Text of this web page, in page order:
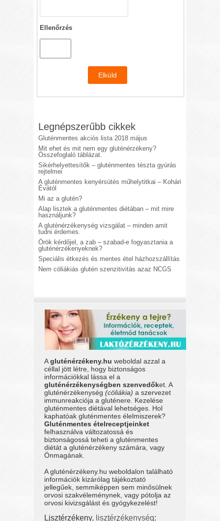
Ellenőrzés
Legnépszerűbb cikkek
Gluténmentes akciós lista 2018 május
Mit ehet és mit nem egy gluténérzékeny?
Összefoglaló táblázat.
Sikérhelyettesítők – gluténmentes tészta gyúrás
rejtelmei
A gluténmentes kenyérsütés műhelytitkai – Kohári
Évától
Mi az a glutén?
Alap lisztek a gluténmentes diétában – mit mire
használjunk?
A gluténérzékenység vizsgálat – minden amit
tudni érdemes.
Örök kérdőjel, a zab – szabad-e fogyasztania a
gluténérzékenyeknek?
Speciális étkezés és mentes étel házhozszállítás
Nem cöliákiás glutén szenzitivitás azaz NCGS
Agluténérzékeny.hu weboldal azzal a
céllal jött létre, hogy biztonságos
információkkal lássa el a
gluténérzékenységben szenvedőket. A
gluténérzékenység(cöliákia) a szervezet
immunreakciója a gluténere. Kezelése
gluténmentes diétával lehetséges. Hol
kaphatóak gluténmentes élelmiszerek?
Gluténmentes ételreceptjeinket
felhasználva változatossá és
biztonságossá teheti a gluténmentes
diétát a gluténérzékeny számára, vagy
Önmagának.
A gluténérzékeny.hu weboldalon található
információk kizárólag tájékoztató
jellegűek, semmiképpen sem minősülnek
orvosi szakvéleménynek, vagy pótolja az
orvosi kivizsgálást és gyógykezelést!
Lisztérzékeny, lisztérzékenység: